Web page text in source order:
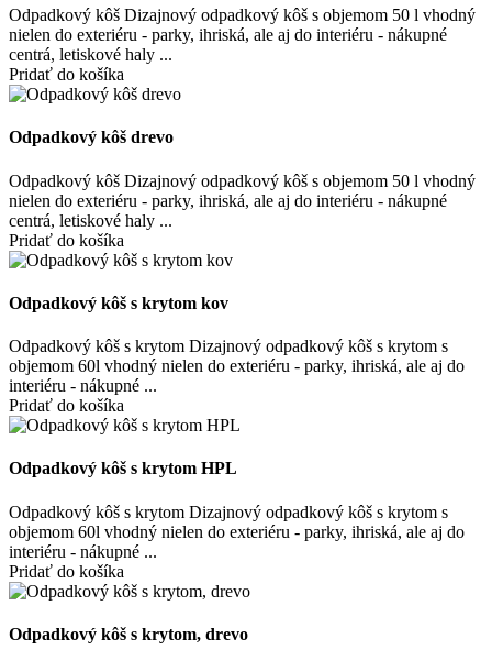
Odpadkový kôš Dizajnový odpadkový kôš s objemom 50 l vhodný
nielen do exteriéru - parky, ihriská, ale aj do interiéru - nákupné
centrá, letiskové haly ...
Pridať do košíka
Odpadkový kôš drevo
Odpadkový kôš Dizajnový odpadkový kôš s objemom 50 l vhodný
nielen do exteriéru - parky, ihriská, ale aj do interiéru - nákupné
centrá, letiskové haly ...
Pridať do košíka
Odpadkový kôš s krytom kov
Odpadkový kôš s krytom Dizajnový odpadkový kôš s krytom s
objemom 60l vhodný nielen do exteriéru - parky, ihriská, ale aj do
interiéru - nákupné ...
Pridať do košíka
Odpadkový kôš s krytom HPL
Odpadkový kôš s krytom Dizajnový odpadkový kôš s krytom s
objemom 60l vhodný nielen do exteriéru - parky, ihriská, ale aj do
interiéru - nákupné ...
Pridať do košíka
Odpadkový kôš s krytom, drevo